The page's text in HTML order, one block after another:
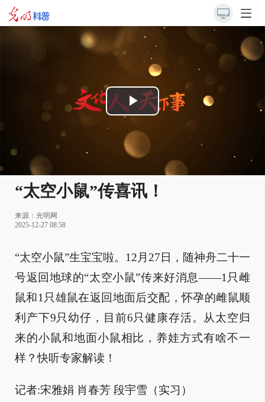
Play
Video
“太空小鼠”传喜讯！
来源： 光明网
2025-12-27 08:58
“太空小鼠”生宝宝啦。12月27日，随神舟二十一
号返回地球的“太空小鼠”传来好消息——1只雌
鼠和1只雄鼠在返回地面后交配，怀孕的雌鼠顺
利产下9只幼仔，目前6只健康存活。从太空归
来的小鼠和地面小鼠相比，养娃方式有啥不一
样？快听专家解读！
记者:宋雅娟 肖春芳 段宇雪（实习）